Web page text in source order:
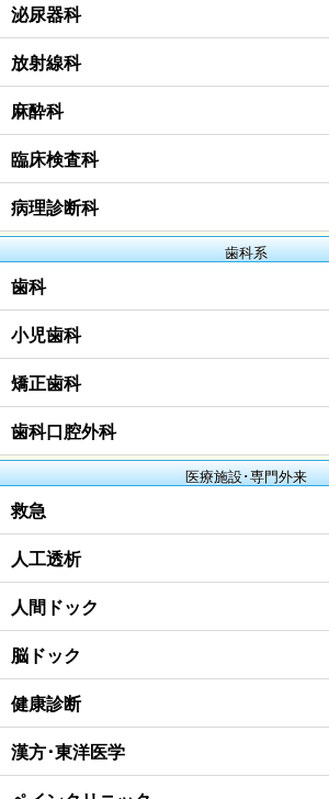
泌尿器科
放射線科
麻酔科
臨床検査科
病理診断科
歯科系
歯科
小児歯科
矯正歯科
歯科口腔外科
医療施設･専門外来
救急
人工透析
人間ドック
脳ドック
健康診断
漢方･東洋医学